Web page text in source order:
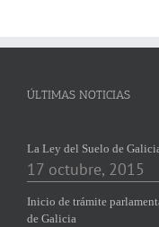
ÚLTIMAS NOTICIAS
La Ley del Suelo de
17 octubre, 2015
Inicio de trámite
de Galicia